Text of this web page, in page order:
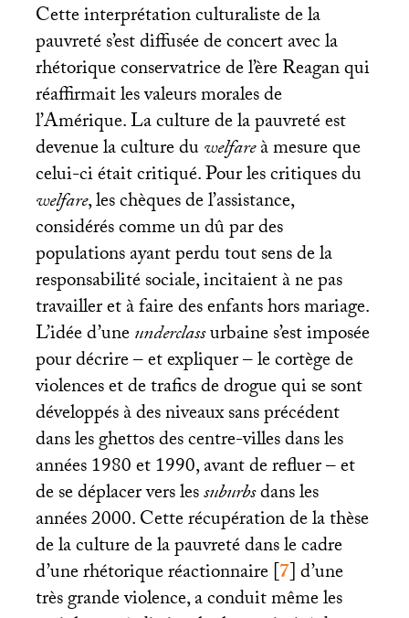
Cette interprétation culturaliste de la
pauvreté s’est diffusée de concert avec la
rhétorique conservatrice de l’ère Reagan qui
réaffirmait les valeurs morales de
l’Amérique. La culture de la pauvreté est
devenue la culture duwelfareà mesure que
celui-ci était critiqué. Pour les critiques du
welfare, les chèques de l’assistance,
considérés comme un dû par des
populations ayant perdu tout sens de la
responsabilité sociale, incitaient à ne pas
travailler et à faire des enfants hors mariage.
L’idée d’uneunderclassurbaine s’est imposée
pour décrire – et expliquer – le cortège de
violences et de trafics de drogue qui se sont
développés à des niveaux sans précédent
dans les ghettos des centre-villes dans les
années 1980 et 1990, avant de refluer – et
de se déplacer vers lessuburbsdans les
années 2000. Cette récupération de la thèse
de la culture de la pauvreté dans le cadre
d’une rhétorique réactionnaire[7]d’une
très grande violence, a conduit même les